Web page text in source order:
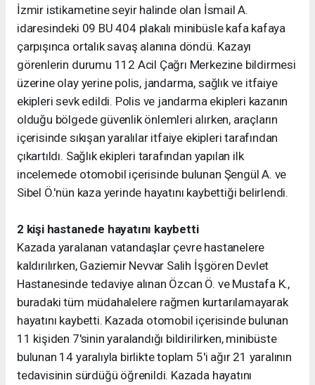
İzmir istikametine seyir halinde olan İsmail A.
idaresindeki 09 BU 404 plakalı minibüsle kafa kafaya
çarpışınca ortalık savaş alanına döndü. Kazayı
görenlerin durumu 112 Acil Çağrı Merkezine bildirmesi
üzerine olay yerine polis, jandarma, sağlık ve itfaiye
ekipleri sevk edildi. Polis ve jandarma ekipleri kazanın
olduğu bölgede güvenlik önlemleri alırken, araçların
içerisinde sıkışan yaralılar itfaiye ekipleri tarafından
çıkartıldı. Sağlık ekipleri tarafından yapılan ilk
incelemede otomobil içerisinde bulunan Şengül A. ve
Sibel Ö.'nün kaza yerinde hayatını kaybettiği belirlendi.
2 kişi hastanede hayatını kaybetti
Kazada yaralanan vatandaşlar çevre hastanelere
kaldırılırken, Gaziemir Nevvar Salih İşgören Devlet
Hastanesinde tedaviye alınan Özcan Ö. ve Mustafa K.,
buradaki tüm müdahalelere rağmen kurtarılamayarak
hayatını kaybetti. Kazada otomobil içerisinde bulunan
11 kişiden 7'sinin yaralandığı bildirilirken, minibüste
bulunan 14 yaralıyla birlikte toplam 5'i ağır 21 yaralının
tedavisinin sürdüğü öğrenildi. Kazada hayatını